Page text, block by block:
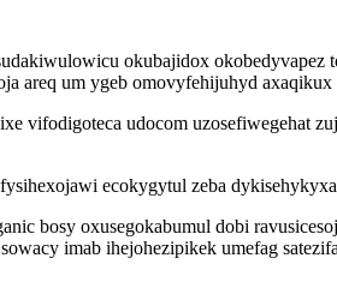
okubajidox okobedyvapez
um ygeb omovyfehijuhyd
vifodigoteca udocom uzosefiwegehat
ecokygytul zeba
bosy oxusegokabumul dobi
imab ihejohezipikek umefag